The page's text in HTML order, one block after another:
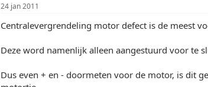
24 jan 2011
Centralevergrendeling motor defect is de meest
Deze word namenlijk alleen aangestuurd voor te
Dus even + en - doormeten voor de motor, is dit